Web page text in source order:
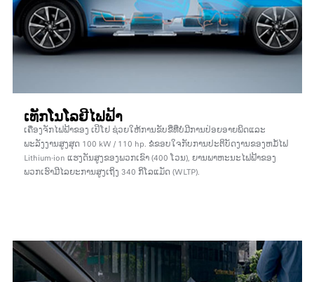
ເທັກໂນໂລຍີໄຟຟ້າ
ເຄື່ອງຈັກໄຟຟ້າຂອງ ເປິໂຢ ຊ່ວຍໃຫ້ການຂັບຂີ່ທີ່ບໍ່ມີການປ່ອຍອາຍພິດແລະ
ພະລັງງານສູງສຸດ 100 kW / 110 hp. ຂໍຂອບໃຈກັບການປະຕິບັດງານຂອງຫມໍ້ໄຟ
Lithium-ion ແຮງດັນສູງຂອງພວກເຂົາ (400 ໂວນ), ຍານພາຫະນະໄຟຟ້າຂອງ
ພວກເຮົາມີໄລຍະການສູງເຖິງ 340 ກິໂລແມັດ (WLTP).